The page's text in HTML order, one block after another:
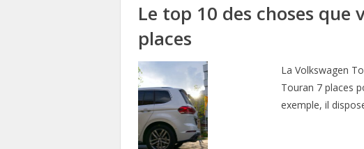
Le top 10 des choses
places
La Volkswagen
Touran 7 places
exemple, il